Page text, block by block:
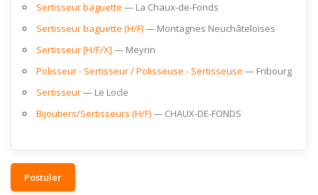
Sertisseur baguette
La Chaux-de-Fonds
Sertisseur baguette (H/F)
Montagnes Neuchâteloises
Sertisseur [H/F/X]
Meyrin
Polisseur - Sertisseur / Polisseuse - Sertisseuse
Fribourg
Sertisseur
Le Locle
Bijoutiers/Sertisseurs (H/F)
CHAUX-DE-FONDS
Postuler